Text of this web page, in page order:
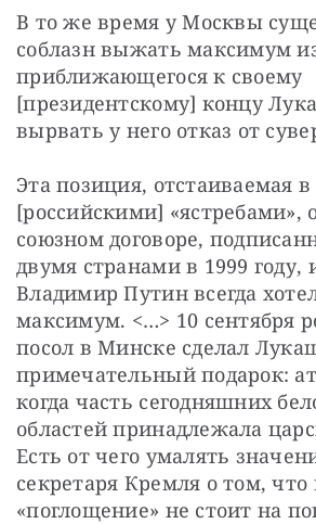
В то же время у Москвы
соблазн выжать максимум
приближающегося к своему
[президентскому] концу
вырвать у него отказ от
Эта позиция, отстаиваемая
[российскими] «ястребами»,
союзном договоре,
двумя странами в 1999 году,
Владимир Путин всегда
максимум. <…> 10 сентября
посол в Минске сделал
примечательный подарок:
когда часть сегодняшних
областей принадлежала
Есть от чего умалять
секретаря Кремля о том, что
«поглощение» не стоит на